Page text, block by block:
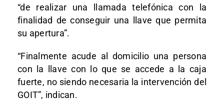
“de realizar una llamada telefónica con la
finalidad de conseguir una llave que permita
su apertura”.
“Finalmente acude al domicilio una persona
con la llave con lo que se accede a la caja
fuerte, no siendo necesaria la intervención del
GOIT”, indican.